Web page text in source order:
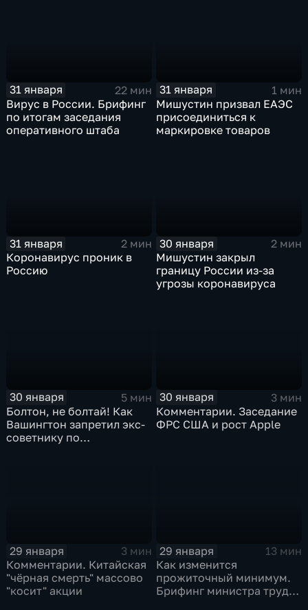
31 января
22 мин
Вирус в России. Брифинг
по итогам заседания
оперативного штаба
31 января
1 мин
Мишустин призвал ЕАЭС
присоединиться к
маркировке товаров
31 января
2 мин
Коронавирус проник в
Россию
30 января
2 мин
Мишустин закрыл
границу России из-за
угрозы коронавируса
30 января
5 мин
Болтон, не болтай! Как
Вашингтон запретил экс-
советнику по
30 января
3 мин
Комментарии. Заседание
ФРС США и рост Apple
29 января
3 мин
Комментарии. Китайская
"чёрная смерть" массово
"косит" акции
29 января
13 мин
Как изменится
прожиточный минимум.
Брифинг министра труда